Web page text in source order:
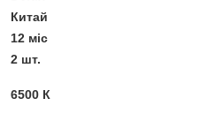
Китай
12 міс
2 шт.
6500 К